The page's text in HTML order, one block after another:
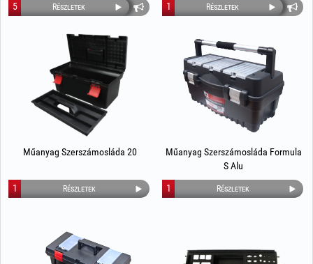
Részletek
5 Részletek
1
Műanyag Szerszámosláda 20
Részletek
1
Műanyag Szerszámosláda Formula
S Alu
Részletek
1